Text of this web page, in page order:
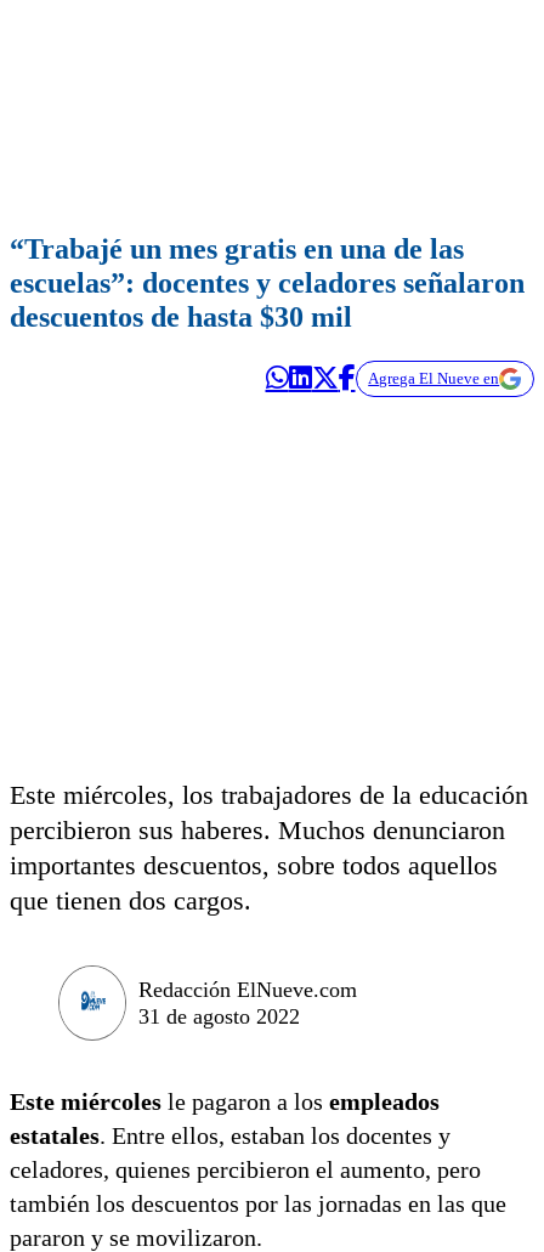
“Trabajé un mes gratis en una de las
escuelas”: docentes y celadores señalaron
descuentos de hasta $30 mil
Agrega El Nueve en
Este miércoles, los trabajadores de la educación
percibieron sus haberes. Muchos denunciaron
importantes descuentos, sobre todos aquellos
que tienen dos cargos.
Redacción ElNueve.com
31 de agosto 2022
Este miércoles le pagaron a los empleados
estatales. Entre ellos, estaban los docentes y
celadores, quienes percibieron el aumento, pero
también los descuentos por las jornadas en las que
pararon y se movilizaron.